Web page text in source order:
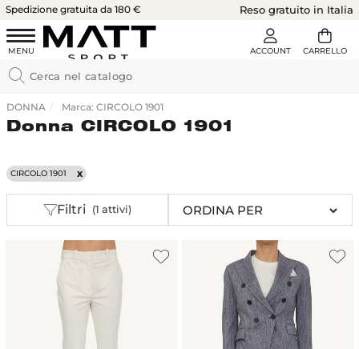
Spedizione gratuita da 180 € Reso gratuito in Italia
DONNA Marca: CIRCOLO 1901
Donna CIRCOLO 1901
CIRCOLO 1901
Filtri (1 attivi)